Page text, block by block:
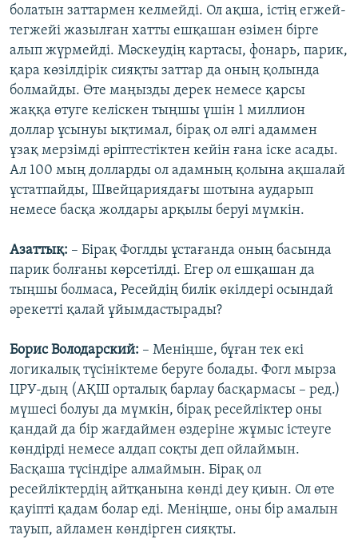
болатын заттармен келмейді. Ол ақша, істің егжей-
тегжейі жазылған хатты ешқашан өзімен бірге
алып жүрмейді. Мәскеудің картасы, фонарь, парик,
қара көзілдірік сияқты заттар да оның қолында
болмайды. Өте маңызды дерек немесе қарсы
жаққа өтуге келіскен тыңшы үшін 1 миллион
доллар ұсынуы ықтимал, бірақ ол әлгі адаммен
ұзақ мерзімді әріптестіктен кейін ғана іске асады.
Ал 100 мың долларды ол адамның қолына ақшалай
ұстатпайды, Швейцариядағы шотына аударып
немесе басқа жолдары арқылы беруі мүмкін.
Азаттық: – Бірақ Фоглды ұстағанда оның басында
парик болғаны көрсетілді. Егер ол ешқашан да
тыңшы болмаса, Ресейдің билік өкілдері осындай
әрекетті қалай ұйымдастырады?
Борис Володарский: – Меніңше, бұған тек екі
логикалық түсініктеме беруге болады. Фогл мырза
ЦРУ-дың (АҚШ орталық барлау басқармасы – ред.)
мүшесі болуы да мүмкін, бірақ ресейліктер оны
қандай да бір жағдаймен өздеріне жұмыс істеуге
көндірді немесе алдап соқты деп ойлаймын.
Басқаша түсіндіре алмаймын. Бірақ ол
ресейліктердің айтқанына көнді деу қиын. Ол өте
қауіпті қадам болар еді. Меніңше, оны бір амалын
тауып, айламен көндірген сияқты.